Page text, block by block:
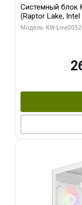
Системный блок
(Raptor Lake,
модуля)/ Palit
Модель: KW-Live0052